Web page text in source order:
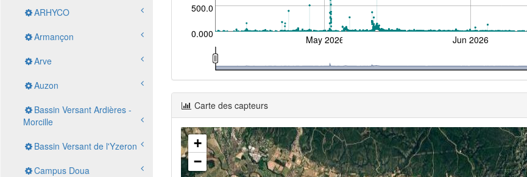
ARHYCO
Armançon
Arve
Auzon
Bassin Versant Ardières -
Morcille
Bassin Versant de l'Yzeron
Campus Doua
0.000
500.0
May 2026 Jun 2026
Carte des capteurs
+
−